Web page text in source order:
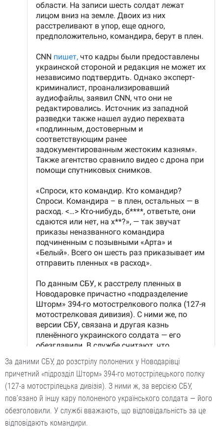
За даними СБУ, до розстрілу полонених у Новодарівці
причетний «підрозділ Шторм» 394-го мотострілецького полку
(127-а мотострілецька дивізія). З ними ж, за версією СБУ,
пов'язано й іншу кару полоненого українського солдата — його
обезголовили. У службі вважають, що відповідальність за це
відповідають командири.